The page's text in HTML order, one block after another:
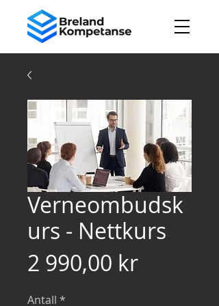
Verneombudsk
urs - Nettkurs
2 990,00 krPris
Antall *